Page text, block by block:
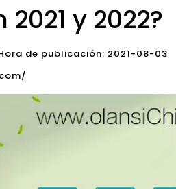
y 2022?
de publicación: 2021-08-03